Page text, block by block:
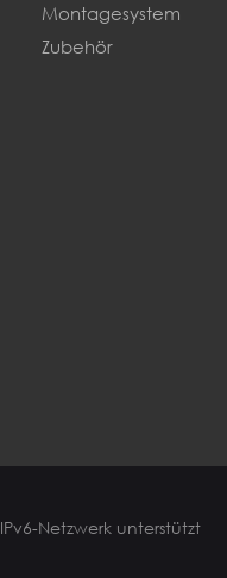
Montagesystem
Zubehör
IPv6-Netzwerk unterstützt